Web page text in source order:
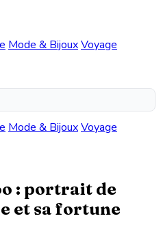
Mode & BijouxVoyage
Mode & BijouxVoyage
: portrait de
et sa fortune